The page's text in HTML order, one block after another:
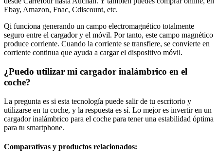
Ebay, Amazon, Fnac, Cdiscount, etc.
Qi funciona generando un campo electromagnético totalmente
seguro entre el cargador y el móvil. Por tanto, este campo magnético
produce corriente. Cuando la corriente se transfiere, se convierte en
corriente continua que ayuda a cargar el dispositivo móvil.
¿Puedo utilizar mi cargador inalámbrico en el
coche?
La pregunta es si esta tecnología puede salir de tu escritorio y
utilizarse en tu coche, y la respuesta es sí. Lo mejor es invertir en un
cargador inalámbrico para el coche para tener una estabilidad óptima
para tu smartphone.
Comparativas y productos relacionados: